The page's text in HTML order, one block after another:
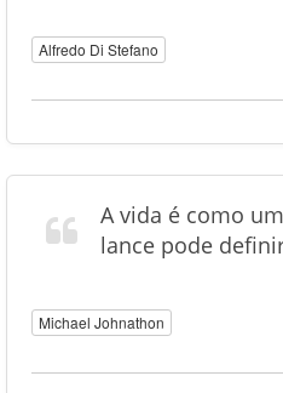
Alfredo Di Stefano
A vida é como
lance pode
Michael Johnathon